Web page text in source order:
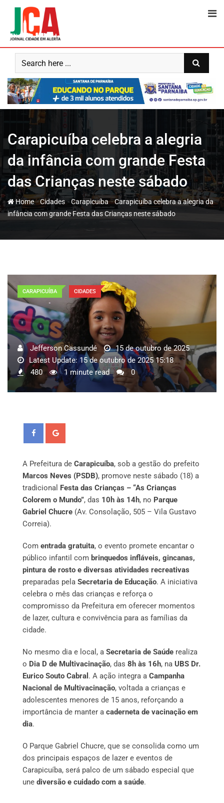
content
Carapicuíba celebra a alegria
da infância com grande Festa
das Crianças neste sábado
Home-Cidades-Carapicuíba-Carapicuíba celebra a alegria da
infância com grande Festa das Crianças neste sábado
CARAPICUÍBA CIDADES
Jefferson Cassundé
15 de outubro de 2025
Latest Update: 15 de outubro de 2025 15:18
480
1 minute read 0
A Prefeitura de Carapicuíba, sob a gestão do prefeito
Marcos Neves (PSDB), promove neste sábado (18) a
tradicional Festa das Crianças – “As Crianças
Colorem o Mundo”, das 10h às 14h, no Parque
Gabriel Chucre (Av. Consolação, 505 – Vila Gustavo
Correia).
Com entrada gratuita, o evento promete encantar o
público infantil com brinquedos infláveis, gincanas,
pintura de rosto e diversas atividades recreativas
preparadas pela Secretaria de Educação. A iniciativa
celebra o mês das crianças e reforça o
compromisso da Prefeitura em oferecer momentos
de lazer, cultura e convivência para as famílias da
cidade.
No mesmo dia e local, a Secretaria de Saúde realiza
o Dia D de Multivacinação, das 8h às 16h, na UBS Dr.
Eurico Souto Cabral . A ação integra a Campanha
Nacional de Multivacinação, voltada a crianças e
adolescentes menores de 15 anos, reforçando a
importância de manter a caderneta de vacinação em
dia.
O Parque Gabriel Chucre, que se consolida como um
dos principais espaços de lazer e eventos de
Carapicuíba, será palco de um sábado especial que
une diversão e cuidado com a saúde.